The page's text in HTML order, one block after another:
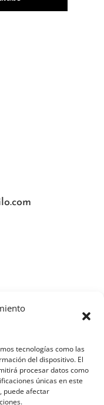
tecnologías como las
del dispositivo. El
procesar datos como
únicas en este
puede afectar